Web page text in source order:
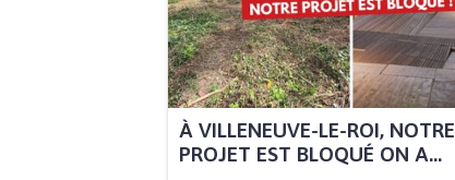
À VILLENEUVE-LE-ROI, NOTRE
PROJET EST BLOQUÉ ON A...